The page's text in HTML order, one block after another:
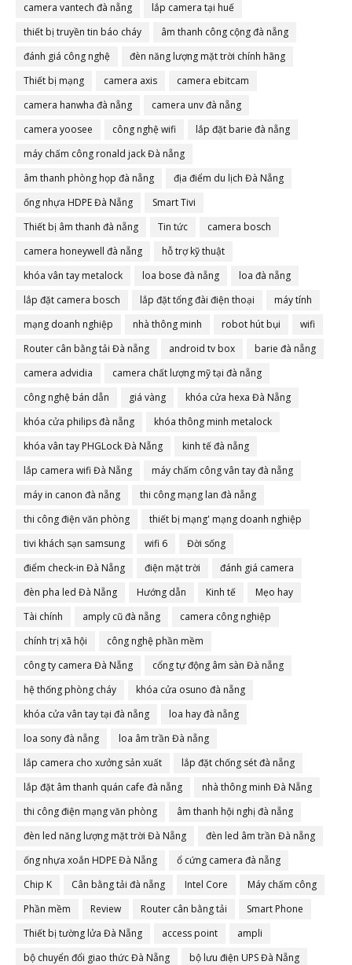
camera vantech đà nẵng
lắp camera tại huế
thiết bị truyền tin báo cháy
âm thanh công cộng đà nẵng
đánh giá công nghệ
đèn năng lượng mặt trời chính hãng
Thiết bị mạng
camera axis
camera ebitcam
camera hanwha đà nẵng
camera unv đà nẵng
camera yoosee
công nghệ wifi
lắp đặt barie đà nẵng
máy chấm công ronald jack Đà nẵng
âm thanh phòng họp đà nẵng
địa điểm du lịch Đà Nẵng
ống nhựa HDPE Đà Nẵng
Smart Tivi
Thiết bị âm thanh đà nẵng
Tin tức
camera bosch
camera honeywell đà nẵng
hỗ trợ kỹ thuật
khóa vân tay metalock
loa bose đà nẵng
loa đà nẵng
lắp đặt camera bosch
lắp đặt tổng đài điện thoại
máy tính
mạng doanh nghiệp
nhà thông minh robot hút bụi
wifi
Router cân bằng tải Đà nẵng
android tv box
barie đà nẵng
camera advidia
camera chất lượng mỹ tại đà nẵng
công nghệ bán dẫn
giá vàng
khóa cửa hexa Đà Nẵng
khóa cửa philips đà nẵng
khóa thông minh metalock
khóa vân tay PHGLock Đà Nẵng
kinh tế đà nẵng
lắp camera wifi Đà Nẵng
máy chấm công vân tay đà nẵng
máy in canon đà nẵng
thi công mạng lan đà nẵng
thi công điện văn phòng
thiết bị mạng' mạng doanh nghiệp
tivi khách sạn samsung
wifi 6
Đời sống
điểm check-in Đà Nẵng
điện mặt trời
đánh giá camera
đèn pha led Đà Nẵng
Hướng dẫn Kinh tế
Mẹo hay
Tài chính
amply cũ đà nẵng
camera công nghiệp
chính trị xã hội
công nghệ phần mềm
công ty camera Đà Nẵng
cổng tự động âm sàn Đà nẵng
hệ thống phòng cháy
khóa cửa osuno đà nẵng
khóa cửa vân tay tại đà nẵng
loa hay đà nẵng
loa sony đà nẵng
loa âm trần Đà nẵng
lắp camera cho xưởng sản xuất
lắp đặt chống sét đà nẵng
lắp đặt âm thanh quán cafe đà nẵng
nhà thông minh Đà Nẵng
thi công điện mạng văn phòng
âm thanh hội nghị đà nẵng
đèn led năng lượng mặt trời Đà Nẵng
đèn led âm trần Đà nẵng
ống nhựa xoắn HDPE Đà Nẵng
ổ cứng camera đà nẵng
Chip K
Cân bằng tải đà nẵng Intel Core
Máy chấm công
Phần mềm
Review Router cân bằng tải
Smart Phone
Thiết bị tường lửa Đà Nẵng
access point
ampli
bộ chuyển đổi giao thức Đà Nẵng
bộ lưu điện UPS Đà Nẵng